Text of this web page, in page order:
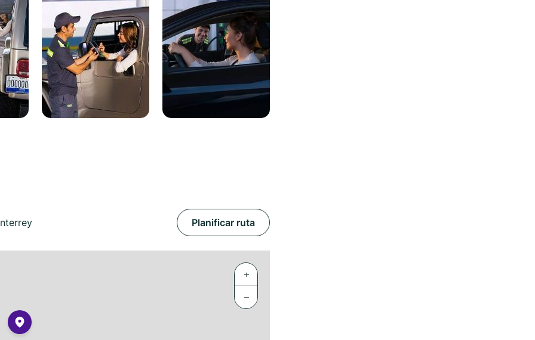
Planificar ruta
+
−